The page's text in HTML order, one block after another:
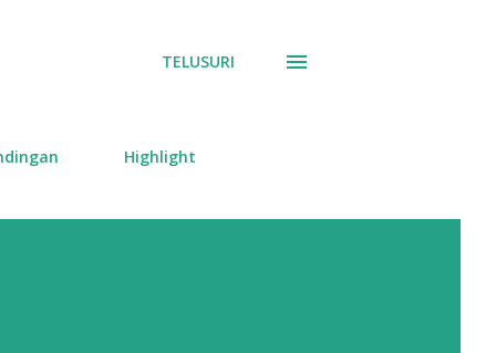
TELUSURI
Highlight